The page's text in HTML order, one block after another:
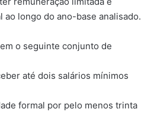
longo do ano-base analisado.
o seguinte conjunto de
até dois salários mínimos
formal por pelo menos trinta